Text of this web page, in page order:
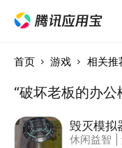
首页 游戏 相关推
“破坏老板的办
毁灭模拟
休闲益智